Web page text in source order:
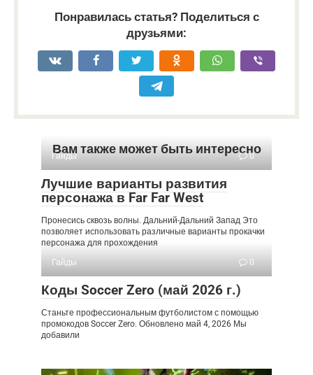
Понравилась статья? Поделиться с
друзьями:
Вам также может быть интересно
Гайды 0
Лучшие варианты развития
персонажа в Far Far West
Пронесись сквозь волны. Дальний-Дальний Запад Это
позволяет использовать различные варианты прокачки
персонажа для прохождения
Гайды
0
Коды Soccer Zero (май 2026 г.)
Станьте профессиональным футболистом с помощью
промокодов Soccer Zero. Обновлено май 4, 2026 Мы
добавили